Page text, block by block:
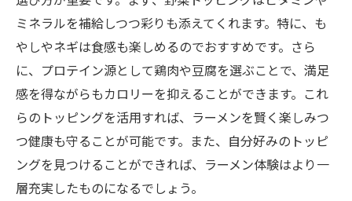
ミネラルを補給しつつ彩りも添えてくれます。特に、も
やしやネギは食感も楽しめるのでおすすめです。さら
に、プロテイン源として鶏肉や豆腐を選ぶことで、満足
感を得ながらもカロリーを抑えることができます。これ
らのトッピングを活用すれば、ラーメンを賢く楽しみつ
つ健康も守ることが可能です。また、自分好みのトッピ
ングを見つけることができれば、ラーメン体験はより一
層充実したものになるでしょう。